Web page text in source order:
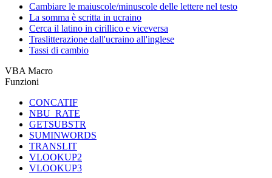
Cambiare le maiuscole/minuscole delle lettere nel testo
La somma è scritta in ucraino
Cerca il latino in cirillico e viceversa
Traslitterazione dall'ucraino all'inglese
Tassi di cambio
VBA Macro
Funzioni
CONCATIF
NBU_RATE
GETSUBSTR
SUMINWORDS
TRANSLIT
VLOOKUP2
VLOOKUP3